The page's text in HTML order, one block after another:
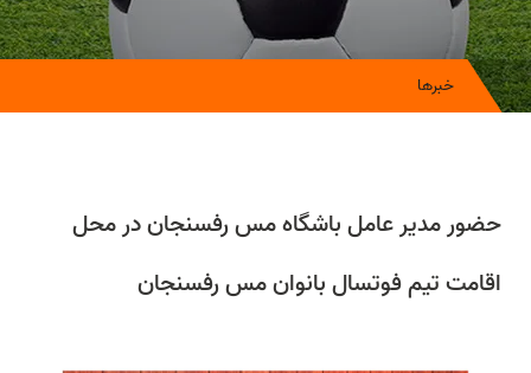
خبرها
حضور مدیر عامل باشگاه مس رفسنجان در محل
اقامت تیم فوتسال بانوان مس رفسنجان